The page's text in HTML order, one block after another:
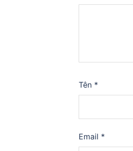
Tên *
Email *